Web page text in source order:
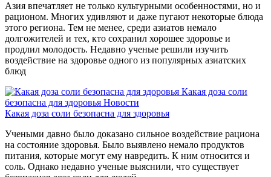
Азия впечатляет не только культурными особенностями, но и
рационом. Многих удивляют и даже пугают некоторые блюда
этого региона. Тем не менее, среди азиатов немало
долгожителей и тех, кто сохранил хорошее здоровье и
продлил молодость. Недавно ученые решили изучить
воздействие на здоровье одного из популярных азиатских
блюд
Какая доза соли
безопасна для здоровья Новости
Какая доза соли безопасна для здоровья
Учеными давно было доказано сильное воздействие рациона
на состояние здоровья. Было выявлено немало продуктов
питания, которые могут ему навредить. К ним относится и
соль. Однако недавно ученые выяснили, что существует